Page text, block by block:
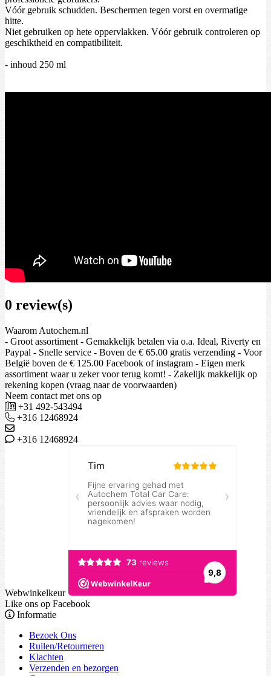
Vóór gebruik schudden. Beschermen tegen vorst en overmatige
hitte.
Niet gebruiken op hete oppervlakken. Vóór gebruik controleren op
geschiktheid en compatibiliteit.
- inhoud 250 ml
0 review(s)
Waarom Autochem.nl
- Groot assortiment - Gemakkelijk betalen via o.a. Ideal, Riverty en
Paypal - Snelle service - Boven de € 65.00 gratis verzending - Voor
België boven de € 125.00 Facebook of instagram - Eigen merk
assortiment waar u zeker voor terug komt! - Zakelijk makkelijk op
rekening kopen (vraag naar de voorwaarden)
Neem contact met ons op
+31 492-543494
+316 12468924
+316 12468924
Webwinkelkeur
Like ons op Facebook
Informatie
Bezoek Ons
Ruilen/Retourneren
Klachten
Verzenden en bezorgen